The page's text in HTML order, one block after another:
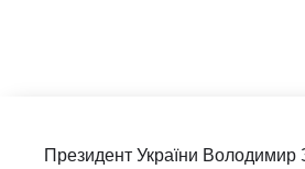
Президент України Володимир